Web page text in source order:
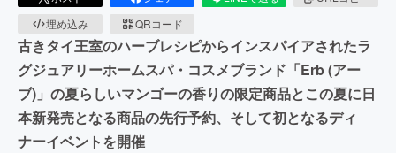
埋め込み
QRコード
古きタイ王室のハーブレシピからインスパイアされたラ
グジュアリーホームスパ・コスメブランド「Erb (アー
ブ)」の夏らしいマンゴーの香りの限定商品とこの夏に日
本新発売となる商品の先行予約、そして初となるディ
ナーイベントを開催